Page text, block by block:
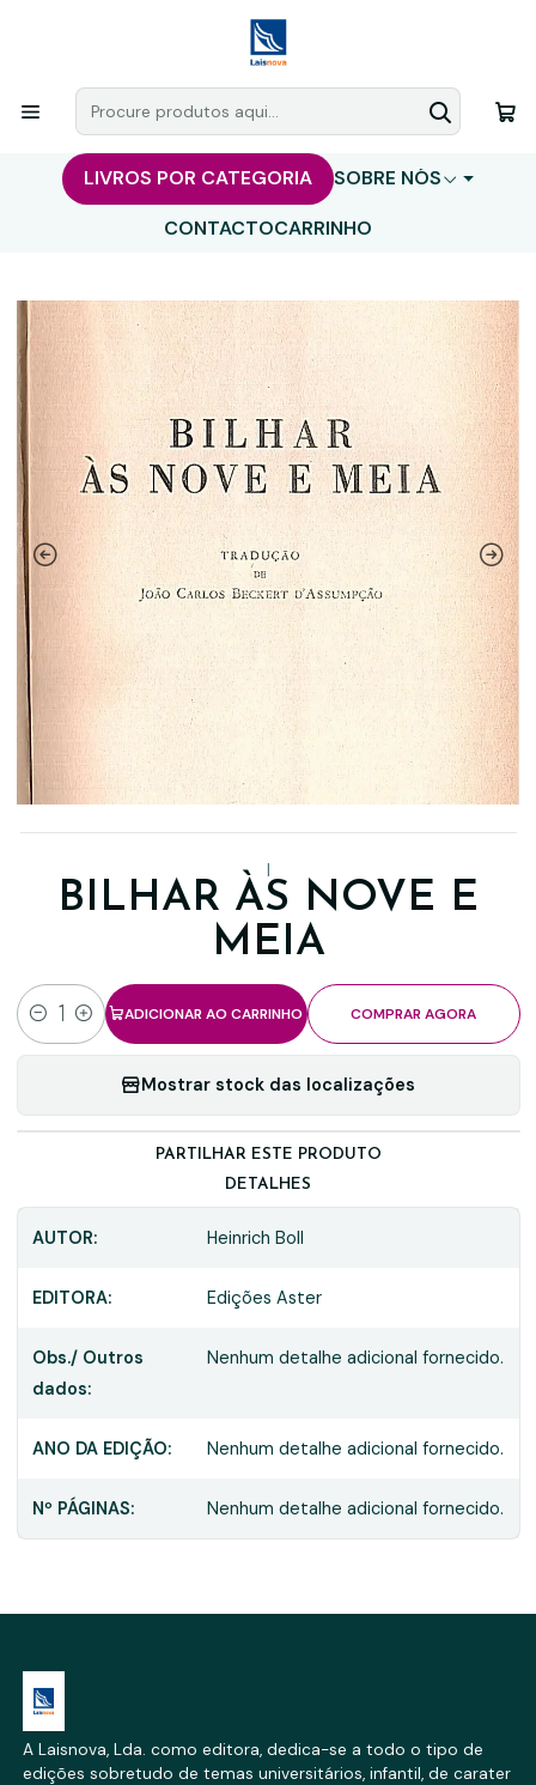
LIVROS POR CATEGORIA
SOBRE NÓS
CONTACTOCARRINHO
|
BILHAR ÀS NOVE E
MEIA
Quantidade
ADICIONAR AO CARRINHO COMPRAR AGORA
Mostrar stock das localizações
PARTILHAR ESTE PRODUTO
DETALHES
AUTOR: Heinrich Boll
EDITORA: Edições Aster
Obs./ Outros
dados:
Nenhum detalhe adicional fornecido.
ANO DA EDIÇÃO: Nenhum detalhe adicional fornecido.
Nº PÁGINAS: Nenhum detalhe adicional fornecido.
A Laisnova, Lda. como editora, dedica-se a todo o tipo de
edições sobretudo de temas universitários, infantil, de carater